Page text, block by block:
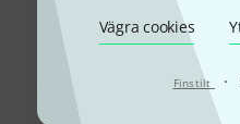
Vägra cookies
Finstilt ·